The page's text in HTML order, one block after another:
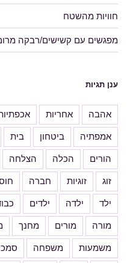
חוויות מהשטח
מפגשים עם קשישים/רבקה
ענן תגיות
אהבה אחריות
אמפתיה ביטחון בית
הורים הכלה הצלחה
זוג זוגיות חברה
ילד ילדה ילדים
מורה מורים מחנך
משמעות משפחה